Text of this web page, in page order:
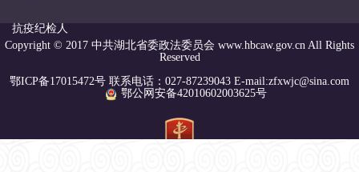
抗疫纪检人
Copyright © 2017 中共湖北省委政法委员会 www.hbcaw.gov.cn All Rights
Reserved
鄂ICP备17015472号 联系电话：027-87239043 E-mail:zfxwjc@sina.com
鄂公网安备42010602003625号